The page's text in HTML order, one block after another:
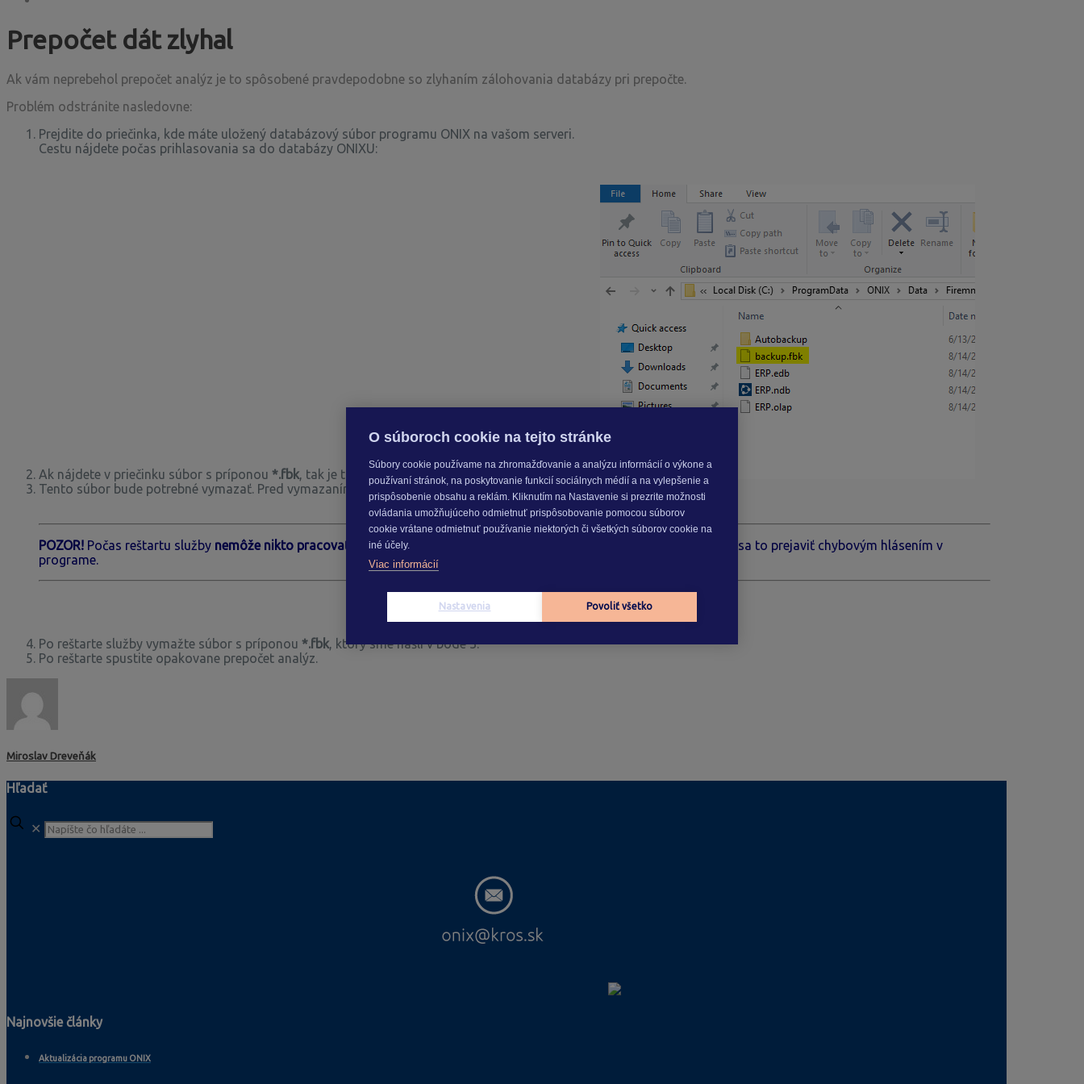
Prepočet dát zlyhal
Ak vám neprebehol prepočet analýz je to spôsobené pravdepodobne so zlyhaním zálohovania databázy pri prepočte.
Problém odstránite nasledovne:
Prejdite do priečinka, kde máte uložený databázový súbor programu ONIX na vašom serveri.
Cestu nájdete počas prihlasovania sa do databázy ONIXU:
Ak nájdete v priečinku súbor s príponou *.fbk, tak je to pravdepodobne dôvod zlyhania prepočtu.
Tento súbor bude potrebné vymazať. Pred vymazaním je ale potrebné reštartovať službu Firebird Server – KROS_20455.
POZOR! Počas reštartu služby nemôže nikto pracovať v programe
, lebo dôjde k odpojeniu užívateľov od servera a môže sa to prejaviť chybovým hlásením v
programe.
Po reštarte služby vymažte súbor s príponou *.fbk, ktorý sme našli v bode 3.
Po reštarte spustite opakovane prepočet analýz.
Miroslav Dreveňák
Hľadať
✕
Najnovšie články
Aktualizácia programu ONIX
O súboroch cookie na tejto stránke
Súbory cookie používame na zhromažďovanie a analýzu informácií o výkone a
používaní stránok, na poskytovanie funkcií sociálnych médií a na vylepšenie a
prispôsobenie obsahu a reklám. Kliknutím na Nastavenie si prezrite možnosti
ovládania umožňujúceho odmietnuť prispôsobovanie pomocou súborov
cookie vrátane odmietnuť používanie niektorých či všetkých súborov cookie na
iné účely.
Viac informácií
Nastavenia Povoliť všetko